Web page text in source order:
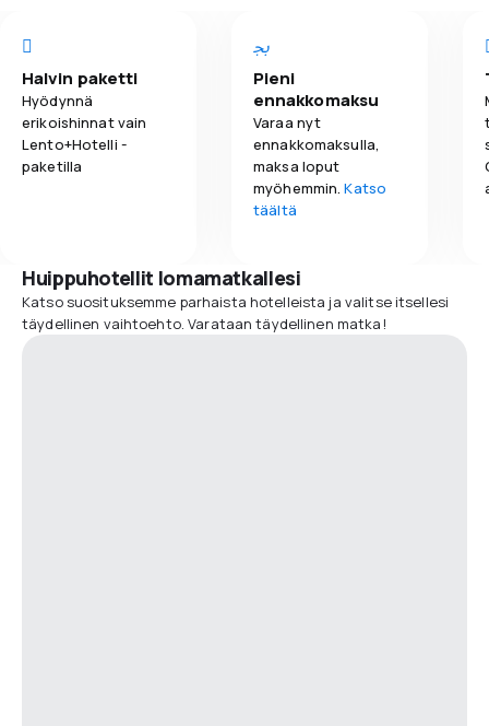
Halvin paketti
Hyödynnä
erikoishinnat vain
Lento+Hotelli -
paketilla
Pieni
ennakkomaksu
Varaa nyt
ennakkomaksulla,
maksa loput
myöhemmin.Katso
täältä
Huippuhotellit lomamatkallesi
Katso suosituksemme parhaista hotelleista ja valitse itsellesi
täydellinen vaihtoehto. Varataan täydellinen matka!